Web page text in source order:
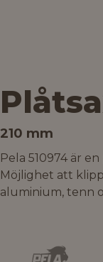
210 mm
Pela 510974 är
Möjlighet att
aluminium, tenn